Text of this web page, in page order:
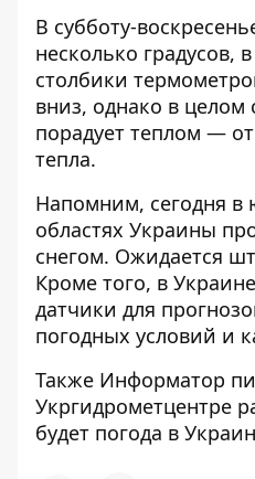
В субботу-
несколько градусов,
столбики
вниз, однако в целом
порадует теплом —
тепла.
Напомним, сегодня в
областях Украины
снегом. Ожидается
Кроме того, в
датчики для
погодных условий и
Также Информатор
Укргидрометцентре
будет погода в